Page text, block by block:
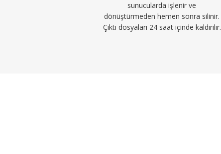
sunucularda işlenir ve
dönüştürmeden hemen sonra silinir.
Çıktı dosyaları 24 saat içinde kaldırılır.